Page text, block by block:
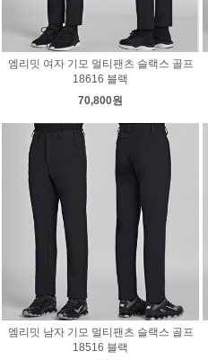
엠리밋 여자 기모 멀티팬츠 슬랙스 골프
18616 블랙
70,800원
엠리밋 남자 기모 멀티팬츠 슬랙스 골프
18516 블랙